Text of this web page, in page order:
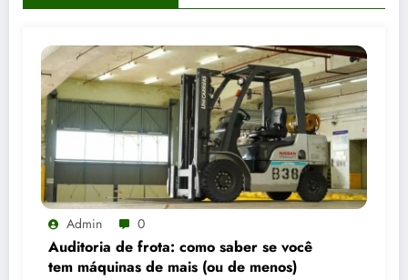
Admin 0
Auditoria de frota: como saber se você
tem máquinas de mais (ou de menos)